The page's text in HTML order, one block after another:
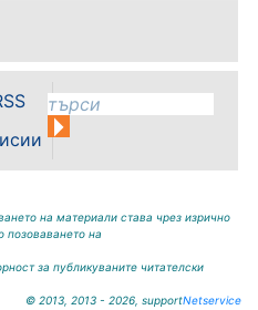
Деца с
млади
и
част от
на материали става чрез изрично
позоваването на
за публикуваните читателски
© 2013, 2013 - 2026, supportNetservice